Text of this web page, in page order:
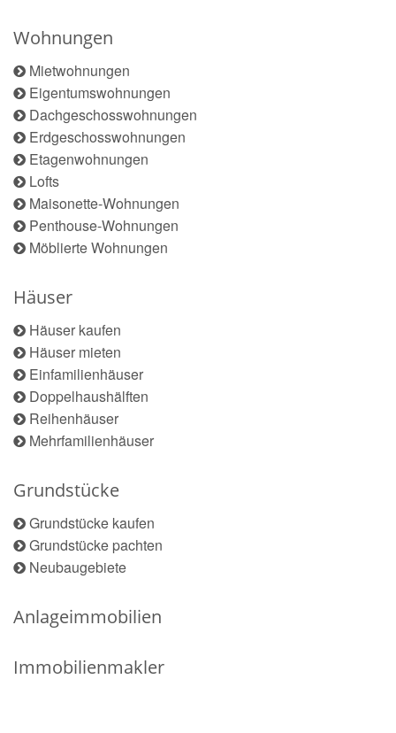
Wohnungen
Mietwohnungen
Eigentumswohnungen
Dachgeschosswohnungen
Erdgeschosswohnungen
Etagenwohnungen
Lofts
Maisonette-Wohnungen
Penthouse-Wohnungen
Möblierte Wohnungen
Häuser
Häuser kaufen
Häuser mieten
Einfamilienhäuser
Doppelhaushälften
Reihenhäuser
Mehrfamilienhäuser
Grundstücke
Grundstücke kaufen
Grundstücke pachten
Neubaugebiete
Anlageimmobilien
Immobilienmakler